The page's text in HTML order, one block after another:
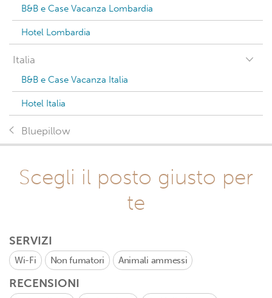
B&B e Case Vacanza Lombardia
Hotel Lombardia
Italia
B&B e Case Vacanza Italia
Hotel Italia
Bluepillow
Scegli il posto giusto per
te
SERVIZI
Wi-Fi Non fumatori Animali ammessi
RECENSIONI